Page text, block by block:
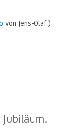
von Jens-Olaf.)